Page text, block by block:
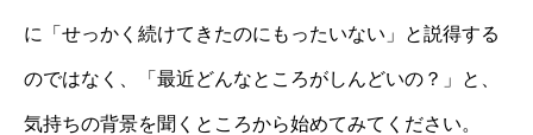
に「せっかく続けてきたのにもったいない」と説得する
のではなく、「最近どんなところがしんどいの？」と、
気持ちの背景を聞くところから始めてみてください。